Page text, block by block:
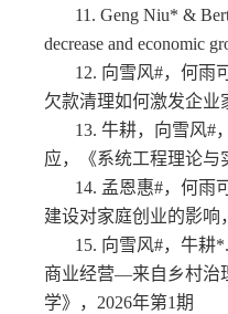
11. Geng Niu* &
decrease and economic
12. 向雪风#，何雨
欠款清理如何激发企
13. 牛耕，向雪风#
应，《系统工程理论与
14. 孟恩惠#，何雨
建设对家庭创业的影响
15. 向雪风#，牛耕*.
商业经营—来自乡村治
学》，2026年第1期